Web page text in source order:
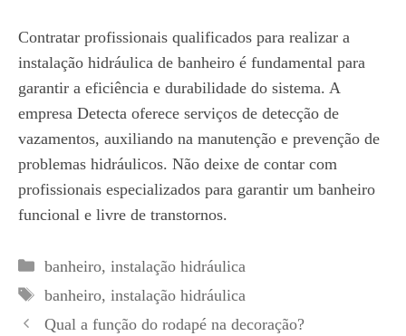
Contratar profissionais qualificados para realizar a
instalação hidráulica de banheiro é fundamental para
garantir a eficiência e durabilidade do sistema. A
empresa Detecta oferece serviços de detecção de
vazamentos, auxiliando na manutenção e prevenção de
problemas hidráulicos. Não deixe de contar com
profissionais especializados para garantir um banheiro
funcional e livre de transtornos.
Categorias
banheiro, instalação hidráulica
Tags
banheiro, instalação hidráulica
Qual a função do rodapé na decoração?